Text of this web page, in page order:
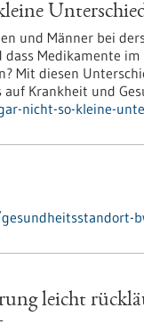
und Männer bei
Medikamente
Mit diesen
auf Krankheit und
nicht-so-kleine-
leicht